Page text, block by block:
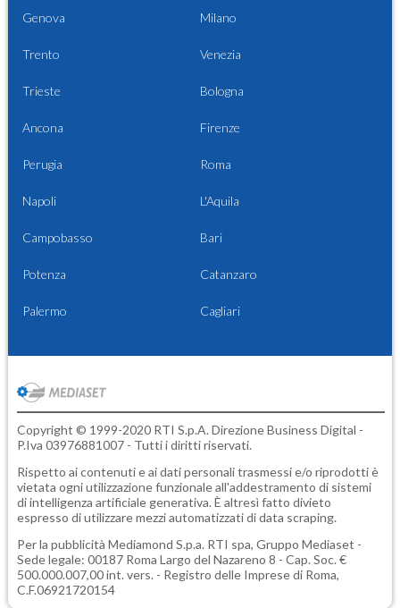
Genova Milano
Trento Venezia
Trieste Bologna
Ancona Firenze
Perugia Roma
Napoli L'Aquila
Campobasso Bari
Potenza Catanzaro
Palermo Cagliari
Copyright © 1999-2020 RTI S.p.A. Direzione Business Digital -
P.Iva 03976881007 - Tutti i diritti riservati.
Rispetto ai contenuti e ai dati personali trasmessi e/o riprodotti è
vietata ogni utilizzazione funzionale all'addestramento di sistemi
di intelligenza artificiale generativa. È altresì fatto divieto
espresso di utilizzare mezzi automatizzati di data scraping.
Per la pubblicità Mediamond S.p.a. RTI spa, Gruppo Mediaset -
Sede legale: 00187 Roma Largo del Nazareno 8 - Cap. Soc. €
500.000.007,00 int. vers. - Registro delle Imprese di Roma,
C.F.06921720154